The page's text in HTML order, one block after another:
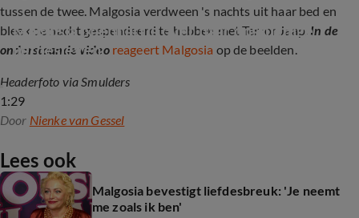
tussen de twee. Malgosia verdween 's nachts uit haar bed en
bleek de nacht gespendeerd te hebben met Terror Jaap. In de
onderstaande video reageert Malgosia op de beelden.
1:29
Malgosia openhartig over haar onstuimige
liefdesleven
Headerfoto via Smulders
Door Nienke van Gessel
Lees ook
Malgosia bevestigt liefdesbreuk: 'Je neemt
me zoals ik ben'